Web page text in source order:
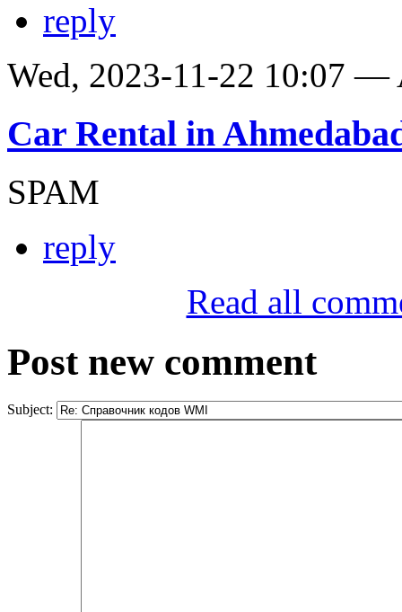
reply
Wed, 2023-11-22 10:07 —
Car Rental in
SPAM
reply
Read all
Post new comment
Subject: